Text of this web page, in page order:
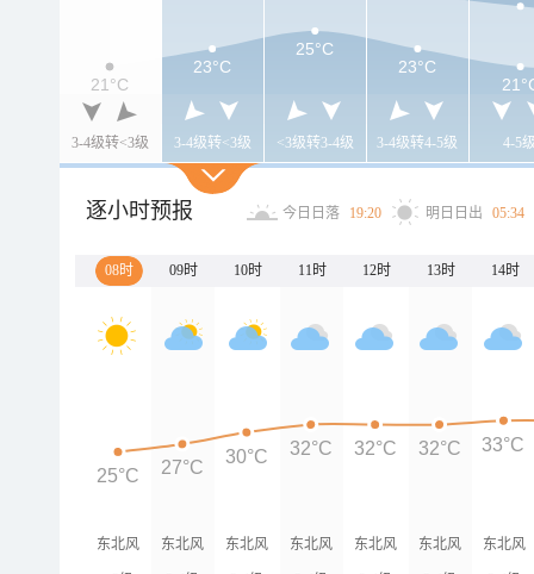
3-4级转<3级 3-4级转<3级 <3级转3-4级 3-4级转4-5级 4-5
21°C
23°C
25°C
23°C
逐小时预报 今日日落 19:20 明日日出 05:34
08时 09时 10时 11时 12时 13时 14时
东北风 东北风 东北风 东北风 东北风 东北风 东北风
25°C 27°C
30°C 32°C 32°C 32°C 33°C